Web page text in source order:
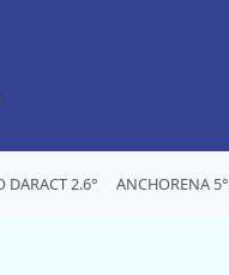
DARACT 2.6° ANCHORENA 5°